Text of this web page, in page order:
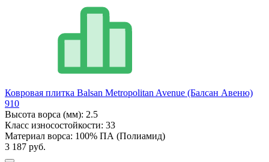
Ковровая плитка Balsan Metropolitan Avenue (Балсан Авеню)
910
Высота ворса (мм): 2.5
Класс износостойкости: 33
Материал ворса: 100% ПА (Полиамид)
3 187 руб.